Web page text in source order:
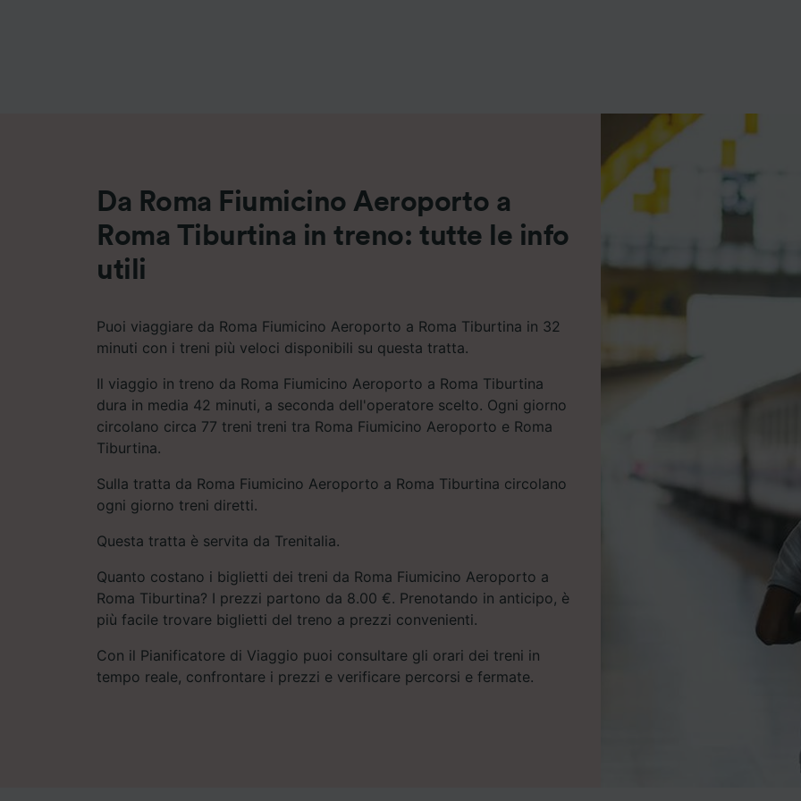
Da Roma Fiumicino Aeroporto a
Roma Tiburtina in treno: tutte le info
utili
Puoi viaggiare da Roma Fiumicino Aeroporto a Roma Tiburtina in 32
minuti con i treni più veloci disponibili su questa tratta.
Il viaggio in treno da Roma Fiumicino Aeroporto a Roma Tiburtina
dura in media 42 minuti, a seconda dell'operatore scelto. Ogni giorno
circolano circa 77 treni treni tra Roma Fiumicino Aeroporto e Roma
Tiburtina.
Sulla tratta da Roma Fiumicino Aeroporto a Roma Tiburtina circolano
ogni giorno treni diretti.
Questa tratta è servita da Trenitalia.
Quanto costano i biglietti dei treni da Roma Fiumicino Aeroporto a
Roma Tiburtina? I prezzi partono da 8.00 €. Prenotando in anticipo, è
più facile trovare biglietti del treno a prezzi convenienti.
Con il Pianificatore di Viaggio puoi consultare gli orari dei treni in
tempo reale, confrontare i prezzi e verificare percorsi e fermate.